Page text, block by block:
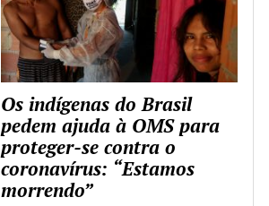
Os indígenas do Brasil
pedem ajuda à OMS para
proteger-se contra o
coronavírus: “Estamos
morrendo”